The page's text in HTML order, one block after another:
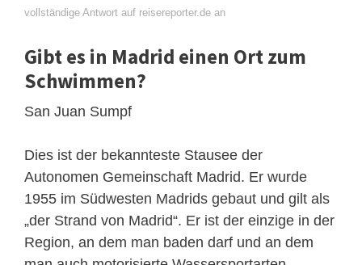
vollständige Antwort auf reisereporter.de an
Gibt es in Madrid einen Ort zum
Schwimmen?
San Juan Sumpf
Dies ist der bekannteste Stausee der
Autonomen Gemeinschaft Madrid. Er wurde
1955 im Südwesten Madrids gebaut und gilt als
„der Strand von Madrid“. Er ist der einzige in der
Region, an dem man baden darf und an dem